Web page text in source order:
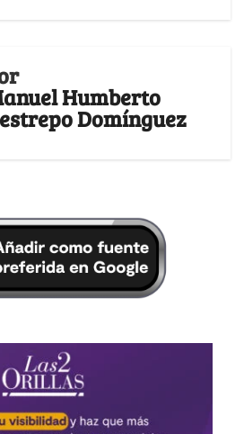
Humberto
Domínguez